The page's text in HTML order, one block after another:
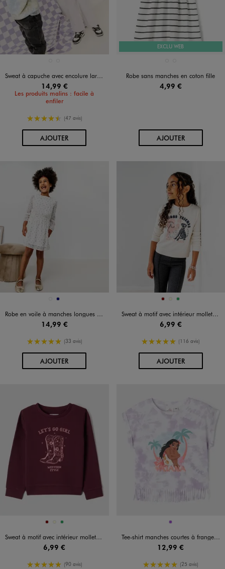
Sweat à capuche avec encolure large fille
14,99 €
Les produits malins : facile à
enfiler
4.5/5 de moyenne
(47 avis)
AJOUTERAU PANIER
EXCLU WEB
Robe sans manches en coton fille
4,99 €
AJOUTERAU PANIER
Disponible en 2 coloris
BLANCMARINE
Robe en voile à manches longues fille
14,99 €
5/5 de moyenne
(33 avis)
AJOUTERAU PANIER
Disponible en 3 coloris
BORDEAUX
ECRUVERT
Sweat à motif avec intérieur molletonné fille
6,99 €
5/5 de moyenne
(116 avis)
AJOUTERAU PANIER
Disponible en 3 coloris
BORDEAUX
ECRUVERT
Sweat à motif avec intérieur molletonné fille
6,99 €
5/5 de moyenne
(90 avis)
Disponible en 1 coloris
VIOLET
Tee-shirt manches courtes à franges motif Vaiana fille - Disney
12,99 €
5/5 de moyenne
(25 avis)